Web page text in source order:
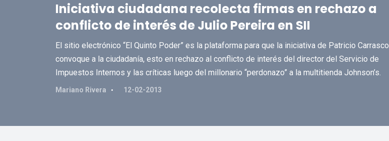
Iniciativa ciudadana recolecta firmas en rechazo a
conflicto de interés de Julio Pereira en SII
El sitio electrónico “El Quinto Poder” es la plataforma para que la iniciativa de Patricio Carrasco
convoque a la ciudadanía, esto en rechazo al conflicto de interés del director del Servicio de
Impuestos Internos y las críticas luego del millonario “perdonazo” a la multitienda Johnson’s.
Mariano Rivera 12-02-2013